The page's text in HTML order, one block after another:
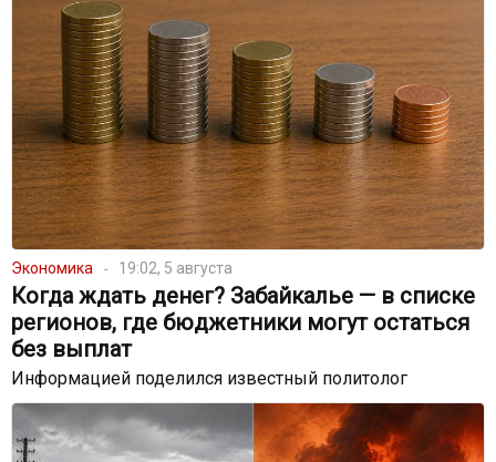
Экономика 19:02, 5 августа
Когда ждать денег? Забайкалье — в списке
регионов, где бюджетники могут остаться
без выплат
Информацией поделился известный политолог